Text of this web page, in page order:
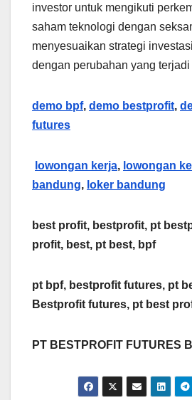
investor untuk mengikuti
saham teknologi dengan
menyesuaikan strategi
dengan perubahan yang terjadi
demo bpf, demo bestprofit,
futures
lowongan kerja, lowongan
bandung, loker bandung
best profit, bestprofit, pt
profit, best, pt best, bpf
pt bpf, bestprofit futures, pt
Bestprofit futures, pt best
PT BESTPROFIT FUTURES